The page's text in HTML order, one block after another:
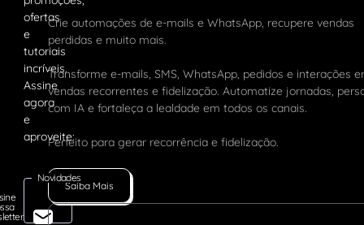
Novidades
Crie automações de e-mails e WhatsApp, recupere vendas
perdidas e muito mais.
Transforme e-mails, SMS, WhatsApp, pedidos e interações
vendas recorrentes e fidelização. Automatize jornadas,
com IA e fortaleça a lealdade em todos os canais.
Perfeito para gerar recorrência e fidelização.
Saiba Mais